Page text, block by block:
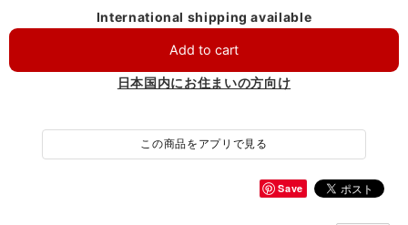
International shipping available
Add to cart
日本国内にお住まいの方向け
この商品をアプリで見る
Save